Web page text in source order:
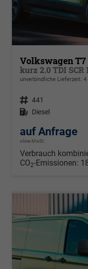
Volkswagen
unverbindliche Lieferzeit: 4
Fahrzeugnr. 441
Kraftstoff Diesel
auf Anfrage
ohne MwSt.
Verbrauch
CO2-Emissionen: